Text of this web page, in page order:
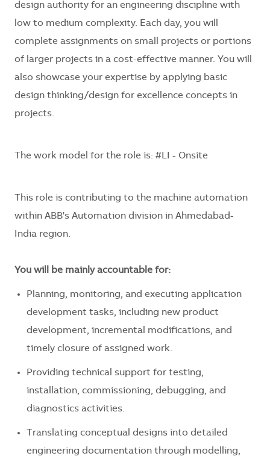
design authority for an engineering discipline with
low to medium complexity. Each day, you will
complete assignments on small projects or portions
of larger projects in a cost-effective manner. You will
also showcase your expertise by applying basic
design thinking/design for excellence concepts in
projects.
The work model for the role is: #LI - Onsite
This role is contributing to the machine automation
within ABB's Automation division in Ahmedabad-
India region.
You will be mainly accountable for:
Planning, monitoring, and executing application
development tasks, including new product
development, incremental modifications, and
timely closure of assigned work.
Providing technical support for testing,
installation, commissioning, debugging, and
diagnostics activities.
Translating conceptual designs into detailed
engineering documentation through modelling,